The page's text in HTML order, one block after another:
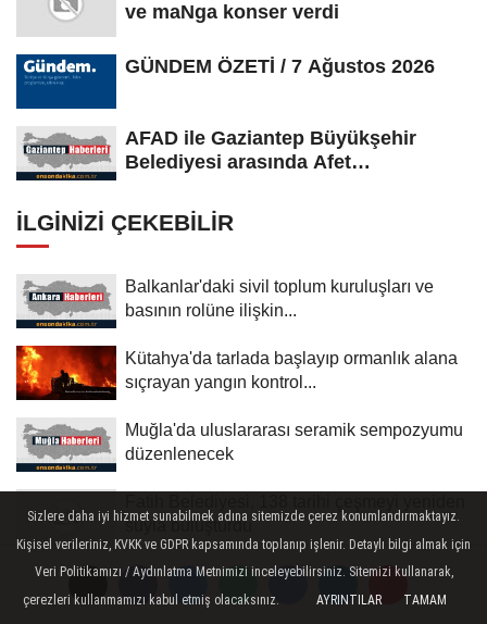
ve maNga konser verdi
GÜNDEM ÖZETİ / 7 Ağustos 2026
AFAD ile Gaziantep Büyükşehir
Belediyesi arasında Afet
İLGINIZI ÇEKEBILIR
Balkanlar'daki sivil toplum kuruluşları ve
basının rolüne ilişkin...
Kütahya'da tarlada başlayıp ormanlık alana
sıçrayan yangın kontrol...
Muğla'da uluslararası seramik sempozyumu
düzenlenecek
suyla buluşturdu
ASEAN'dan 59. yılında karşılıklı saygı,
egemenlik ve uyuşmazlıkların...
Sizlere daha iyi hizmet sunabilmek adına sitemizde çerez konumlandırmaktayız.
Kişisel verileriniz, KVKK ve GDPR kapsamında toplanıp işlenir. Detaylı bilgi almak için
Veri Politikamızı / Aydınlatma Metnimizi inceleyebilirsiniz. Sitemizi kullanarak,
çerezleri kullanmamızı kabul etmiş olacaksınız.
AYRINTILAR TAMAM